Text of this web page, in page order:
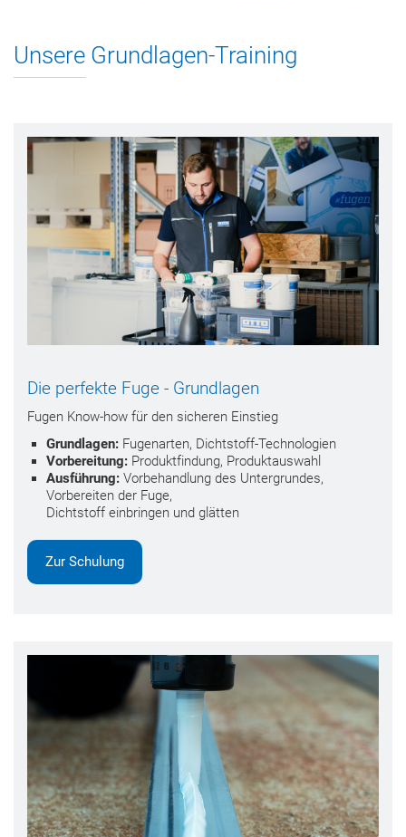
Unsere Grundlagen-Training
Die perfekte Fuge - Grundlagen
Fugen Know-how für den sicheren Einstieg
Grundlagen: Fugenarten, Dichtstoff-Technologien
Vorbereitung: Produktfindung, Produktauswahl
Ausführung: Vorbehandlung des Untergrundes,
Vorbereiten der Fuge,
Dichtstoff einbringen und glätten
Zur Schulung